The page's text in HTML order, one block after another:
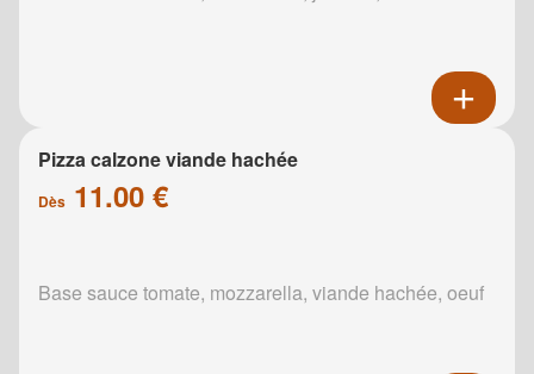
Pizza calzone viande hachée
Dès 11.00 €
Base sauce tomate, mozzarella, viande hachée, oeuf